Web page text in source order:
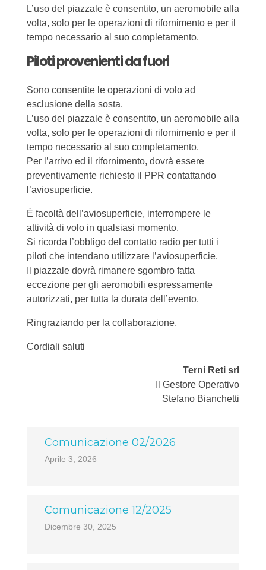
L’uso del piazzale è consentito, un aeromobile alla
volta, solo per le operazioni di rifornimento e per il
tempo necessario al suo completamento.
Piloti provenienti da fuori
Sono consentite le operazioni di volo ad
esclusione della sosta.
L’uso del piazzale è consentito, un aeromobile alla
volta, solo per le operazioni di rifornimento e per il
tempo necessario al suo completamento.
Per l’arrivo ed il rifornimento, dovrà essere
preventivamente richiesto il PPR contattando
l’aviosuperficie.
È facoltà dell’aviosuperficie, interrompere le
attività di volo in qualsiasi momento.
Si ricorda l’obbligo del contatto radio per tutti i
piloti che intendano utilizzare l’aviosuperficie.
Il piazzale dovrà rimanere sgombro fatta
eccezione per gli aeromobili espressamente
autorizzati, per tutta la durata dell’evento.
Ringraziando per la collaborazione,
Cordiali saluti
Terni Reti srl
Il Gestore Operativo
Stefano Bianchetti
Comunicazione 02/2026
Aprile 3, 2026
Comunicazione 12/2025
Dicembre 30, 2025